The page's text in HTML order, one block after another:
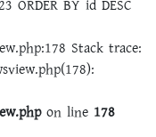
ORDER BY id DESC
Stack trace:
on line 178